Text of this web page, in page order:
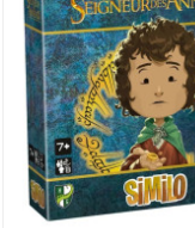
shopping_cart AJOUTER AU